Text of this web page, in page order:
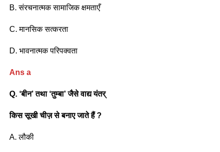
B. संरचनात्मक सामाजिक क्षमताएँ
C. मानसिक सत्करता
D. भावनात्मक परिपक्वता
Ans a
Q. ‘बीन’ तथा ‘तुम्बा’ जैसे वाद्य यंतर्
किस सूखी चीज़ से बनाए जाते हैं ?
A. लौकी